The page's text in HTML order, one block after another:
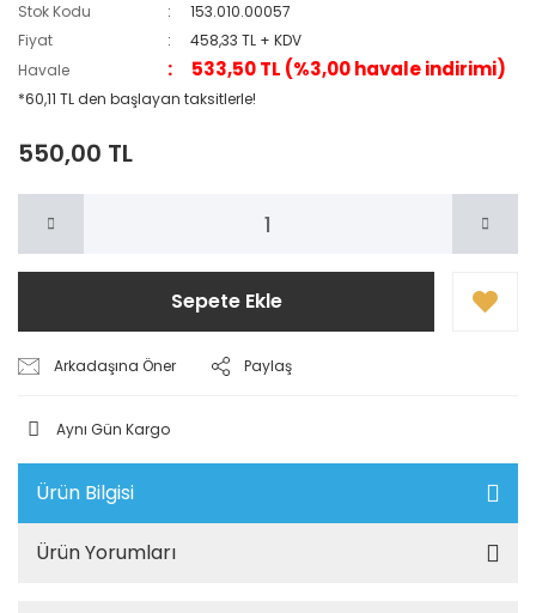
Stok Kodu
153.010.00057
Fiyat
458,33 TL + KDV
Havale
533,50 TL (%3,00 havale indirimi)
*60,11 TL den başlayan taksitlerle!
550,00 TL
Sepete Ekle
Arkadaşına Öner Paylaş
Aynı Gün Kargo
Ürün Bilgisi
Ürün Yorumları